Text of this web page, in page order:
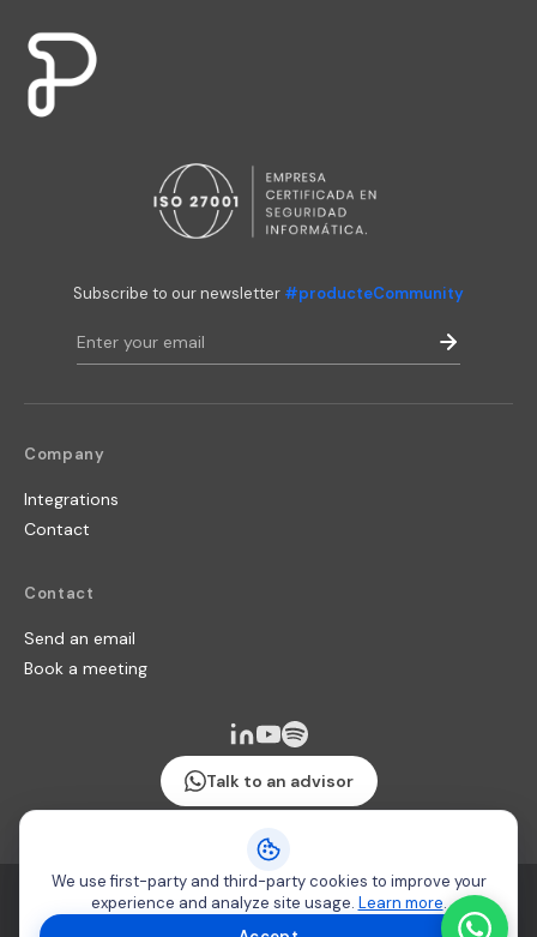
Subscribe to our newsletter #producteCommunity
Company
Integrations
Contact
Contact
Send an email
Book a meeting
Talk to an advisor
Terms & Conditions Security policy
Cookie usage
Copyright 2026 © Producteca
We use first-party and third-party cookies to improve your
experience and analyze site usage. Learn more.